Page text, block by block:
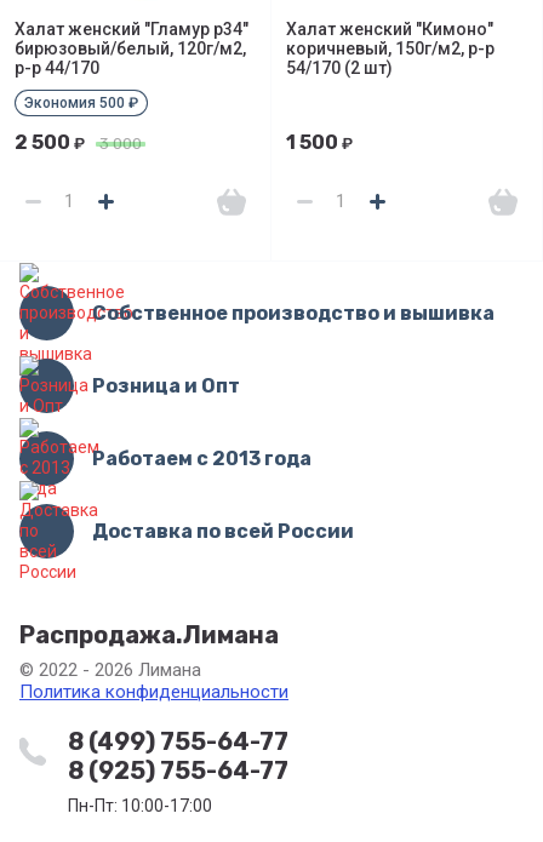
Халат женский "Гламур р34"
бирюзовый/белый, 120г/м2,
р-р 44/170
Экономия 500 ₽
2 500 ₽ 3 000
Халат женский "Кимоно"
коричневый, 150г/м2, р-р
54/170 (2 шт)
1 500 ₽
Собственное производство и вышивка
Розница и Опт
Работаем с 2013 года
Доставка по всей России
Распродажа.Лимана
© 2022 - 2026 Лимана
Политика конфиденциальности
8 (499) 755-64-77
8 (925) 755-64-77
Пн-Пт: 10:00-17:00